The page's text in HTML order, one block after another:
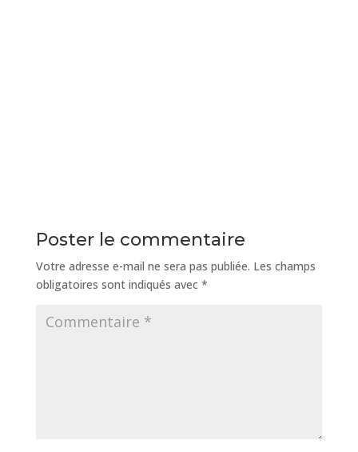
Poster le commentaire
Votre adresse e-mail ne sera pas publiée. Les champs
obligatoires sont indiqués avec *